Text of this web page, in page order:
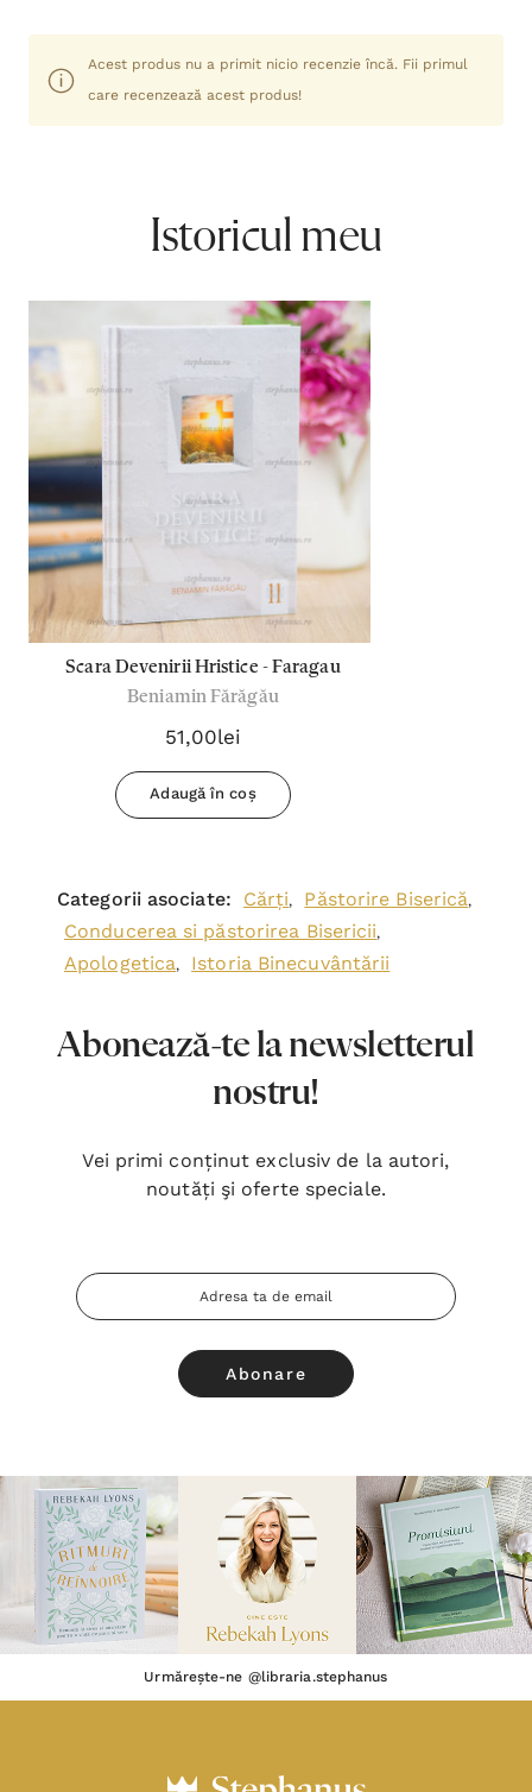
Acest produs nu a primit nicio recenzie încă. Fii primul
care recenzează acest produs!
Istoricul meu
Scara Devenirii Hristice - Faragau
Beniamin Fărăgău
51,00lei
Adaugă în coș
Categorii asociate: Cărți, Păstorire Biserică,
Conducerea si păstorirea Bisericii,
Apologetica, Istoria Binecuvântării
Abonează-te la newsletterul
nostru!
Vei primi conținut exclusiv de la autori,
noutăți şi oferte speciale.
Adresa
Email
Urmărește-ne @libraria.stephanus